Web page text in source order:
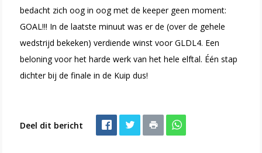
bedacht zich oog in oog met de keeper geen moment:
GOAL!!! In de laatste minuut was er de (over de gehele
wedstrijd bekeken) verdiende winst voor GLDL4. Een
beloning voor het harde werk van het hele elftal. Één stap
dichter bij de finale in de Kuip dus!
Deel dit bericht